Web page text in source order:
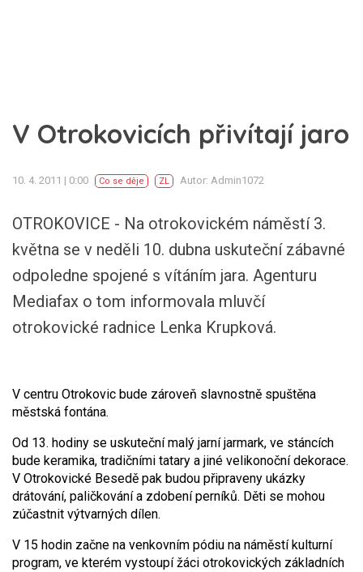
V Otrokovicích přivítají jaro
10. 4. 2011 | 0:00 Co se děje ZL Autor: Admin1072
OTROKOVICE - Na otrokovickém náměstí 3.
května se v neděli 10. dubna uskuteční zábavné
odpoledne spojené s vítáním jara. Agenturu
Mediafax o tom informovala mluvčí
otrokovické radnice Lenka Krupková.
V centru Otrokovic bude zároveň slavnostně spuštěna
městská fontána.
Od 13. hodiny se uskuteční malý jarní jarmark, ve stáncích
bude keramika, tradičními tatary a jiné velikonoční dekorace.
V Otrokovické Besedě pak budou připraveny ukázky
drátování, paličkování a zdobení perníků. Děti se mohou
zúčastnit výtvarných dílen.
V 15 hodin začne na venkovním pódiu na náměstí kulturní
program, ve kterém vystoupí žáci otrokovických základních